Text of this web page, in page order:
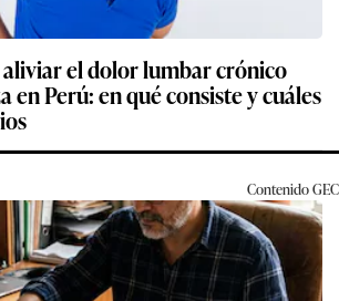
el dolor lumbar crónico
en Perú: en qué consiste y cuáles
ContenidoGEC